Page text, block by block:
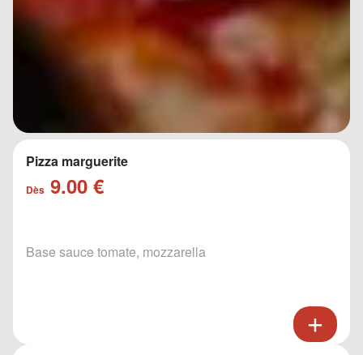
Pizza marguerite
Dès 9.00 €
Base sauce tomate, mozzarella